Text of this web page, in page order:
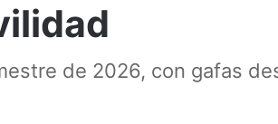
de 2026, con gafas